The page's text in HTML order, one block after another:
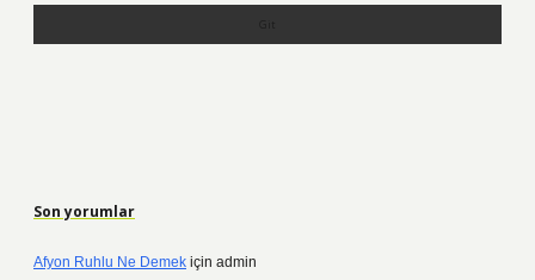
Son yorumlar
Afyon Ruhlu Ne Demek için admin